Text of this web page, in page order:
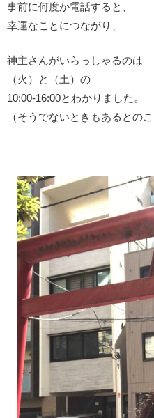
事前に何度か電話すると、
幸運なことにつながり、
神主さんがいらっしゃるのは
（火）と（土）の
10:00-16:00とわかりました。
（そうでないときもあるとのこ